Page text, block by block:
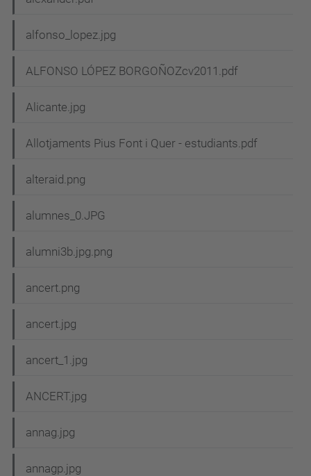
alfonso_lopez.jpg
ALFONSO LÓPEZ BORGOÑOZcv2011.pdf
Alicante.jpg
Allotjaments Pius Font i Quer - estudiants.pdf
alteraid.png
alumnes_0.JPG
alumni3b.jpg.png
ancert.png
ancert.jpg
ancert_1.jpg
ANCERT.jpg
annag.jpg
annagp.jpg